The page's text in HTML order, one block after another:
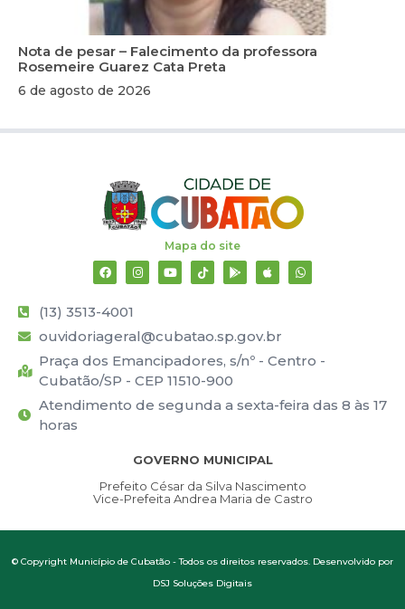
Nota de pesar – Falecimento da professora
Rosemeire Guarez Cata Preta
6 de agosto de 2026
Mapa do site
(13) 3513-4001
ouvidoriageral@cubatao.sp.gov.br
Praça dos Emancipadores, s/nº - Centro -
Cubatão/SP - CEP 11510-900
Atendimento de segunda a sexta-feira das 8 às 17
horas
GOVERNO MUNICIPAL
Prefeito César da Silva Nascimento
Vice-Prefeita Andrea Maria de Castro
© Copyright Município de Cubatão - Todos os direitos reservados. Desenvolvido por
DSJ Soluções Digitais